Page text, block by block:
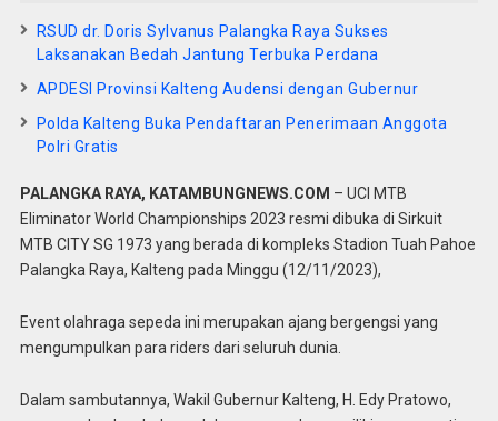
RSUD dr. Doris Sylvanus Palangka Raya Sukses
Laksanakan Bedah Jantung Terbuka Perdana
APDESI Provinsi Kalteng Audensi dengan Gubernur
Polda Kalteng Buka Pendaftaran Penerimaan Anggota
Polri Gratis
PALANGKA RAYA, KATAMBUNGNEWS.COM – UCI MTB
Eliminator World Championships 2023 resmi dibuka di Sirkuit
MTB CITY SG 1973 yang berada di kompleks Stadion Tuah Pahoe
Palangka Raya, Kalteng pada Minggu (12/11/2023),
Event olahraga sepeda ini merupakan ajang bergengsi yang
mengumpulkan para riders dari seluruh dunia.
Dalam sambutannya, Wakil Gubernur Kalteng, H. Edy Pratowo,